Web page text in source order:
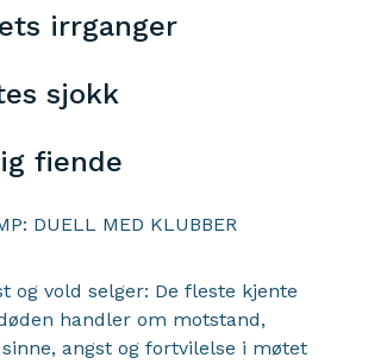
irrganger
sjokk
fiende
DUELL MED KLUBBER
og vold selger: De fleste kjente
handler om motstand,
angst og fortvilelse i møtet